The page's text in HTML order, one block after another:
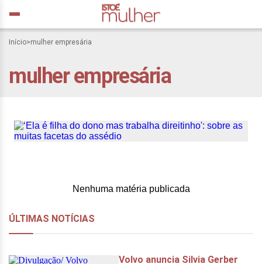
Início>mulher empresária
mulher empresária
trabalha direitinho’: sobre
as muitas facetas do
Nenhuma matéria publicada